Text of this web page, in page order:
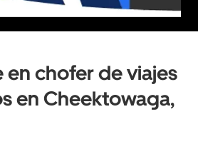
chofer de viajes
en Cheektowaga,